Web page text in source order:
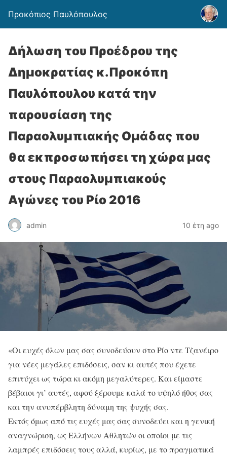
Προκόπιος Παυλόπουλος
Δήλωση του Προέδρου της
Δημοκρατίας κ.Προκόπη
Παυλόπουλου κατά την
παρουσίαση της
Παραολυμπιακής Ομάδας που
θα εκπροσωπήσει τη χώρα μας
στους Παραολυμπιακούς
Αγώνες του Ρίο 2016
admin 10 έτη ago
«Οι ευχές όλων μας σας συνοδεύουν στο Ρίο ντε Τζανέιρο
για νέες μεγάλες επιδόσεις, σαν κι αυτές που έχετε
επιτύχει ως τώρα κι ακόμη μεγαλύτερες. Και είμαστε
βέβαιοι γι’ αυτές, αφού ξέρουμε καλά το υψηλό ήθος σας
και την ανυπέρβλητη δύναμη της ψυχής σας.
Εκτός όμως από τις ευχές μας σας συνοδεύει και η γενική
αναγνώριση, ως Ελλήνων Αθλητών οι οποίοι με τις
λαμπρές επιδόσεις τους αλλά, κυρίως, με το πραγματικά